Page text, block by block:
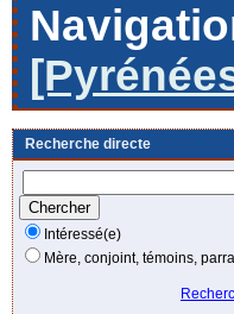
Recherche directe
Intéressé(e)
Mère, conjoint, témoins,